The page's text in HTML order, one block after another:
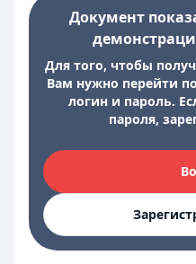
Документ
Для того, чтобы
Вам нужно перейти
логин и пароль.
пароля,